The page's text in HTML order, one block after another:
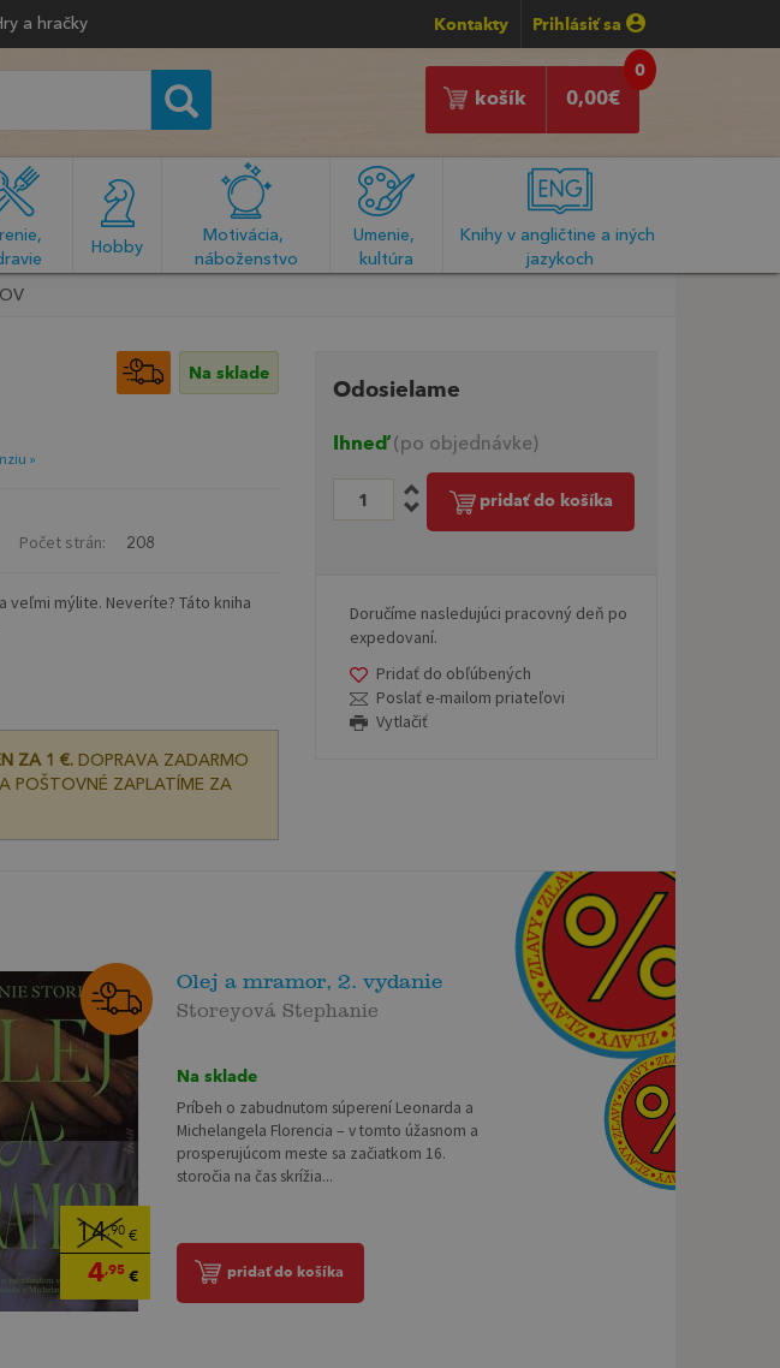
a hračky Kontakty Prihlásiť sa
0
0,00€
košík
Hobby
Motivácia,
náboženstvo
Umenie,
kultúra
Knihy v angličtine a iných
jazykoch
Na sklade
»
Počet strán: 208
mýlite. Neveríte? Táto kniha
ZA 1 €.DOPRAVA ZADARMO
POŠTOVNÉ ZAPLATÍME ZA
Odosielame
Ihneď(po objednávke)
pridať do košíka
Doručíme nasledujúci pracovný deň po
expedovaní.
Pridať do obľúbených
Poslať e-mailom priateľovi
Vytlačiť
14,90€
4,95€
Olej a mramor, 2. vydanie
Storeyová Stephanie
Na sklade
Príbeh o zabudnutom súperení Leonarda a
Michelangela Florencia – v tomto úžasnom a
prosperujúcom meste sa začiatkom 16.
storočia na čas skrížia...
pridať do košíka